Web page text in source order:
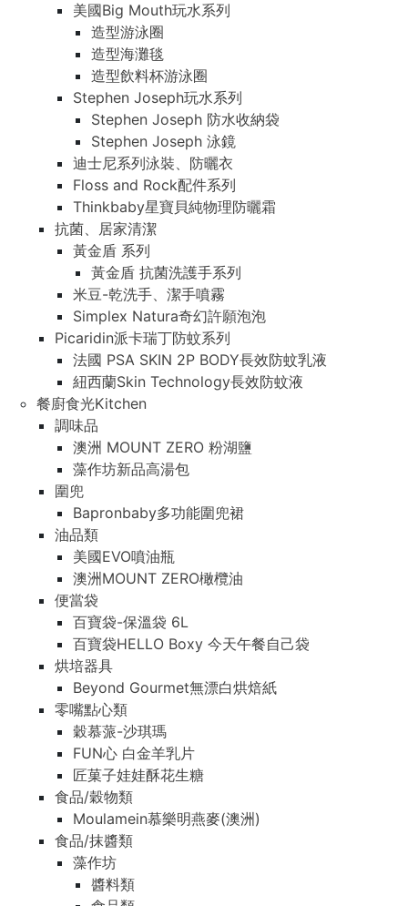
美國Big Mouth玩水系列
造型游泳圈
造型海灘毯
造型飲料杯游泳圈
Stephen Joseph玩水系列
Stephen Joseph 防水收納袋
Stephen Joseph 泳鏡
迪士尼系列泳裝、防曬衣
Floss and Rock配件系列
Thinkbaby星寶貝純物理防曬霜
抗菌、居家清潔
黃金盾 系列
黃金盾 抗菌洗護手系列
米豆-乾洗手、潔手噴霧
Simplex Natura奇幻許願泡泡
Picaridin派卡瑞丁防蚊系列
法國 PSA SKIN 2P BODY長效防蚊乳液
紐西蘭Skin Technology長效防蚊液
餐廚食光Kitchen
調味品
澳洲 MOUNT ZERO 粉湖鹽
藻作坊新品高湯包
圍兜
Bapronbaby多功能圍兜裙
油品類
美國EVO噴油瓶
澳洲MOUNT ZERO橄欖油
便當袋
百寶袋-保溫袋 6L
百寶袋HELLO Boxy 今天午餐自己袋
烘培器具
Beyond Gourmet無漂白烘焙紙
零嘴點心類
穀慕蒎-沙琪瑪
FUN心 白金羊乳片
匠菓子娃娃酥花生糖
食品/穀物類
Moulamein慕樂明燕麥(澳洲)
食品/抹醬類
藻作坊
醬料類